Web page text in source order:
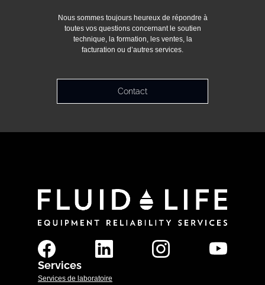
Nous sommes toujours heureux de répondre à
toutes vos questions concernant le soutien
technique, la formation, les ventes, la
facturation ou d’autres services.
Contact
Services
Services de laboratoire